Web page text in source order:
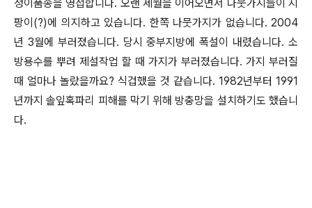
정이품송을 영접합니다. 오랜 세월을 이어오면서 나뭇가지들이 지
팡이(?)에 의지하고 있습니다. 한쪽 나뭇가지가 없습니다. 2004
년 3월에 부러졌습니다. 당시 중부지방에 폭설이 내렸습니다. 소
방용수를 뿌려 제설작업 할 때 가지가 부러졌습니다. 가지 부러질
때 얼마나 놀랐을까요? 식겁했을 것 같습니다. 1982년부터 1991
년까지 솔잎혹파리 피해를 막기 위해 방충망을 설치하기도 했습니
다.